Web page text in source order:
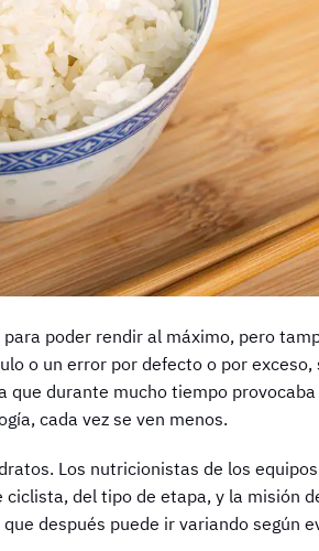
poder rendir al máximo, pero
o un error por defecto o por exceso,
que durante mucho tiempo
cada vez se ven menos.
Los nutricionistas de los
del tipo de etapa, y la misión
después puede ir variando según